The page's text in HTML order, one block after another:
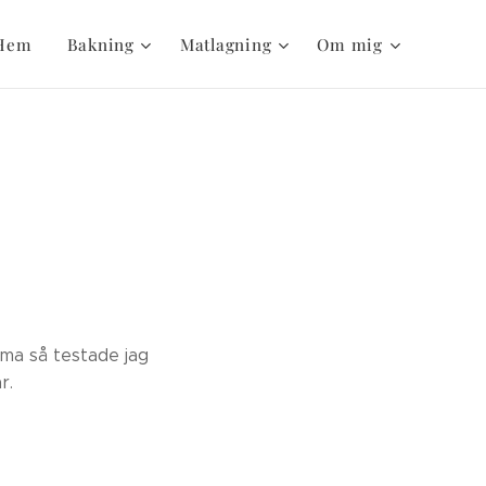
Bakning Matlagning Om mig
så testade jag